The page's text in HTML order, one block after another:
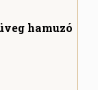
hamuzó